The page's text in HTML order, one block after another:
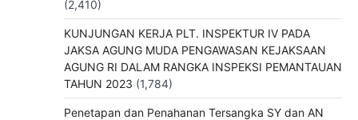
(2,410)
KUNJUNGAN KERJA PLT. INSPEKTUR IV PADA
JAKSA AGUNG MUDA PENGAWASAN KEJAKSAAN
AGUNG RI DALAM RANGKA INSPEKSI PEMANTAUAN
TAHUN 2023 (1,784)
Penetapan dan Penahanan Tersangka SY dan AN